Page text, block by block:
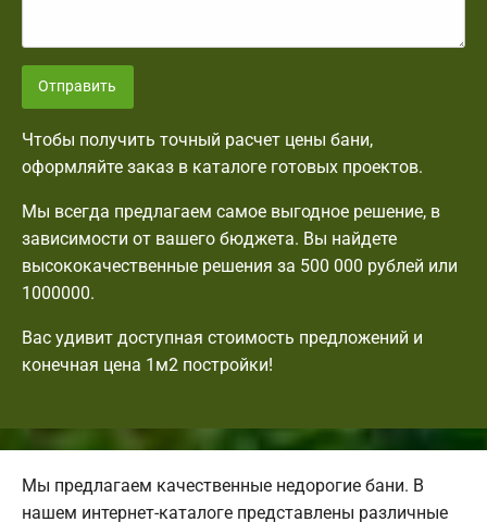
Отправить
Чтобы получить точный расчет цены бани,
оформляйте заказ в каталоге готовых проектов.
Мы всегда предлагаем самое выгодное решение, в
зависимости от вашего бюджета. Вы найдете
высококачественные решения за 500 000 рублей или
1000000.
Вас удивит доступная стоимость предложений и
конечная цена 1м2 постройки!
Мы предлагаем качественные недорогие бани. В
нашем интернет-каталоге представлены различные